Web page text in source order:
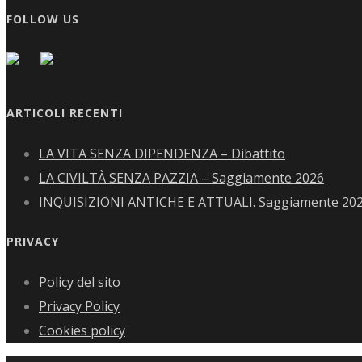
FOLLOW US
ARTICOLI RECENTI
LA VITA SENZA DIPENDENZA – Dibattito
LA CIVILTÀ SENZA PAZZIA – Saggiamente 2026
INQUISIZIONI ANTICHE E ATTUALI. Saggiamente
PRIVACY
Policy del sito
Privacy Policy
Cookies policy